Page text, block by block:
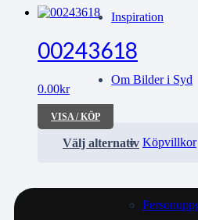
Inspiration
Om Bilder i Syd
Köpvillkor
00243618
0.00kr
VISA / KÖP
Välj alternativ